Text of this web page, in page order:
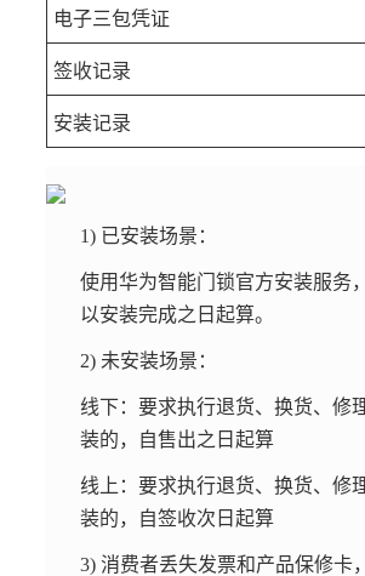
电子三包凭证
签收记录
安装记录
1) 已安装场景：
使用华为智能门锁官方安装服务
以安装完成之日起算。
2) 未安装场景：
线下：要求执行退货、换货、修
装的，自售出之日起算
线上：要求执行退货、换货、修
装的，自签收次日起算
3) 消费者丢失发票和产品保修卡